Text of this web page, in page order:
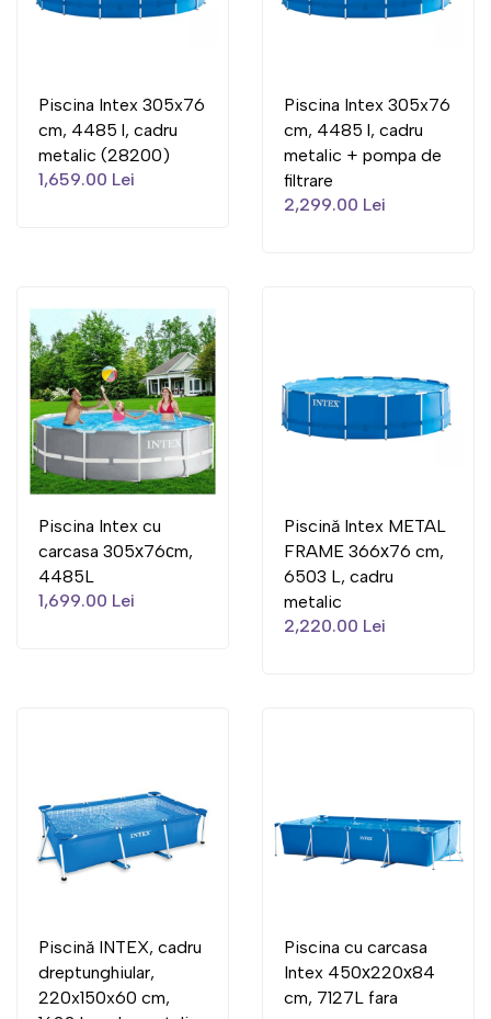
Piscina Intex 305x76
cm, 4485 l, cadru
metalic (28200)
1,659.00 Lei
Piscina Intex 305x76
cm, 4485 l, cadru
metalic + pompa de
filtrare
2,299.00 Lei
Piscina Intex cu
carcasa 305х76сm,
4485L
1,699.00 Lei
Piscină Intex METAL
FRAME 366х76 cm,
6503 L, cadru
metalic
2,220.00 Lei
Piscină INTEX, cadru
dreptunghiular,
220x150x60 cm,
Piscina cu carcasa
Intex 450х220х84
cm, 7127L fara